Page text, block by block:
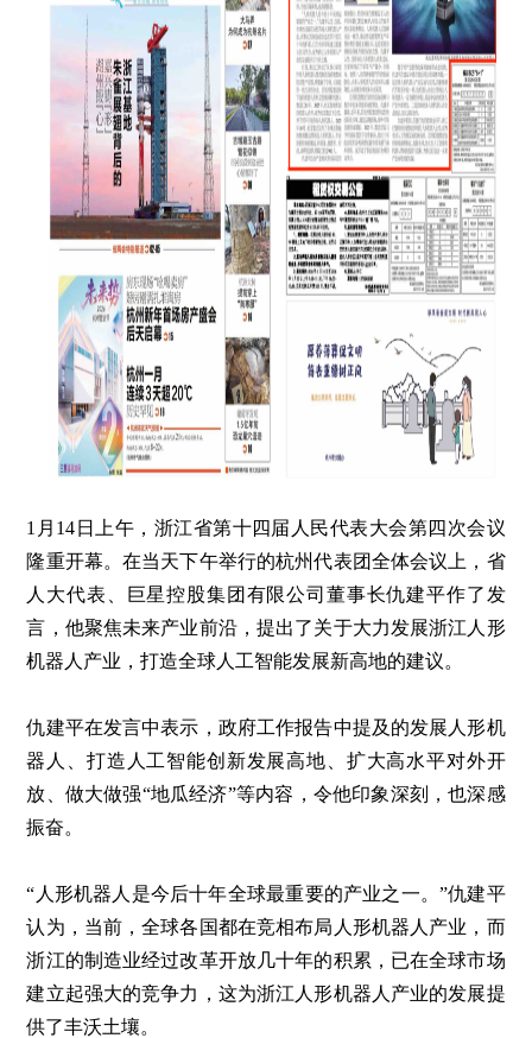
1月14日上午，浙江省第十四届人民代表大会第四次会议
隆重开幕。在当天下午举行的杭州代表团全体会议上，省
人大代表、巨星控股集团有限公司董事长仇建平作了发
言，他聚焦未来产业前沿，提出了关于大力发展浙江人形
机器人产业，打造全球人工智能发展新高地的建议。
仇建平在发言中表示，政府工作报告中提及的发展人形机
器人、打造人工智能创新发展高地、扩大高水平对外开
放、做大做强“地瓜经济”等内容，令他印象深刻，也深感
振奋。
“人形机器人是今后十年全球最重要的产业之一。”仇建平
认为，当前，全球各国都在竞相布局人形机器人产业，而
浙江的制造业经过改革开放几十年的积累，已在全球市场
建立起强大的竞争力，这为浙江人形机器人产业的发展提
供了丰沃土壤。